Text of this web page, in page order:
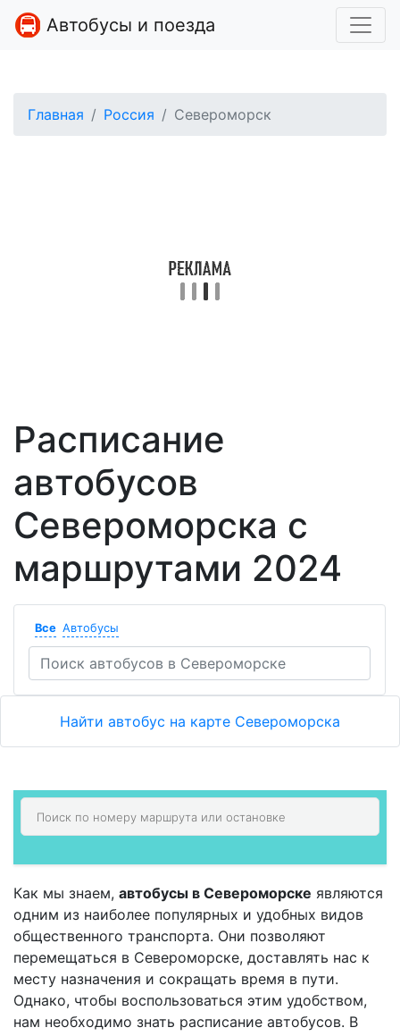
Автобусы и поезда
Главная Россия Североморск
Расписание
автобусов
Североморска с
маршрутами 2024
Все Автобусы
Найти автобус на карте Североморска
Как мы знаем, автобусы в Североморске являются
одним из наиболее популярных и удобных видов
общественного транспорта. Они позволяют
перемещаться в Североморске, доставлять нас к
месту назначения и сокращать время в пути.
Однако, чтобы воспользоваться этим удобством,
нам необходимо знать расписание автобусов. В